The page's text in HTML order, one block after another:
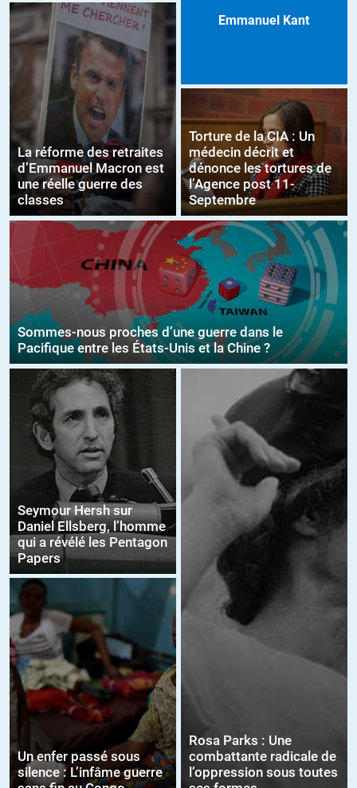
La réforme des retraites
d’Emmanuel Macron est
une réelle guerre des
classes
Emmanuel Kant
Torture de la CIA : Un
médecin décrit et
dénonce les tortures de
l’Agence post 11-
Septembre
Sommes-nous proches d’une guerre dans le
Pacifique entre les États-Unis et la Chine ?
Seymour Hersh sur
Daniel Ellsberg, l’homme
qui a révélé les Pentagon
Papers
Un enfer passé sous
silence : L’infâme guerre
Rosa Parks : Une
combattante radicale de
l’oppression sous toutes